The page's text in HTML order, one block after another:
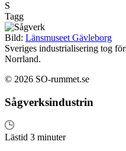
S
Tagg
Bild: Länsmuseet Gävleborg
Sveriges industrialisering tog
Norrland.
© 2026 SO-rummet.se
Sågverksindustrin
Lästid 3 minuter